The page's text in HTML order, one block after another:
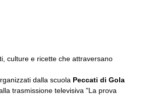
culture e ricette che attraversano
dalla scuola Peccati di Gola
trasmissione televisiva "La prova